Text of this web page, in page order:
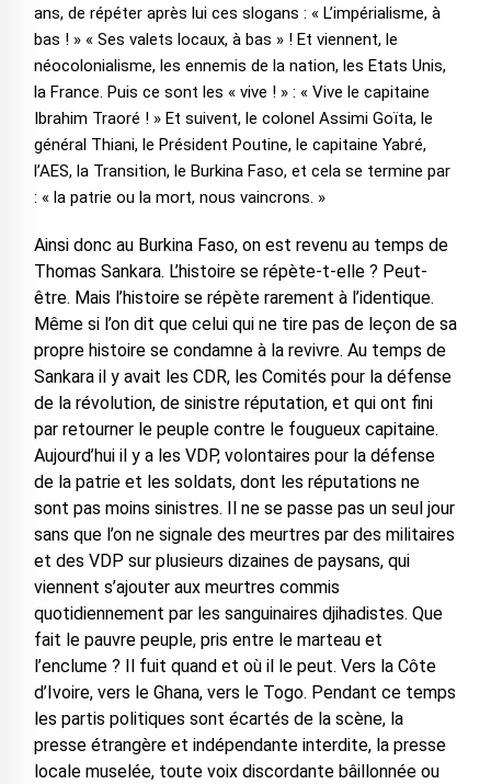
ans, de répéter après lui ces slogans : « L’impérialisme, à
bas ! » « Ses valets locaux, à bas » ! Et viennent, le
néocolonialisme, les ennemis de la nation, les Etats Unis,
la France. Puis ce sont les « vive ! » : « Vive le capitaine
Ibrahim Traoré ! » Et suivent, le colonel Assimi Goïta, le
général Thiani, le Président Poutine, le capitaine Yabré,
l’AES, la Transition, le Burkina Faso, et cela se termine par
: « la patrie ou la mort, nous vaincrons. »
Ainsi donc au Burkina Faso, on est revenu au temps de
Thomas Sankara. L’histoire se répète-t-elle ? Peut-
être. Mais l’histoire se répète rarement à l’identique.
Même si l’on dit que celui qui ne tire pas de leçon de sa
propre histoire se condamne à la revivre. Au temps de
Sankara il y avait les CDR, les Comités pour la défense
de la révolution, de sinistre réputation, et qui ont fini
par retourner le peuple contre le fougueux capitaine.
Aujourd’hui il y a les VDP, volontaires pour la défense
de la patrie et les soldats, dont les réputations ne
sont pas moins sinistres. Il ne se passe pas un seul jour
sans que l’on ne signale des meurtres par des militaires
et des VDP sur plusieurs dizaines de paysans, qui
viennent s’ajouter aux meurtres commis
quotidiennement par les sanguinaires djihadistes. Que
fait le pauvre peuple, pris entre le marteau et
l’enclume ? Il fuit quand et où il le peut. Vers la Côte
d’Ivoire, vers le Ghana, vers le Togo. Pendant ce temps
les partis politiques sont écartés de la scène, la
presse étrangère et indépendante interdite, la presse
locale muselée, toute voix discordante bâillonnée ou